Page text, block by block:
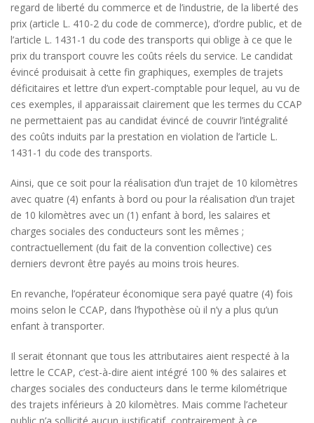
regard de liberté du commerce et de l’industrie, de la liberté des
prix (article L. 410-2 du code de commerce), d’ordre public, et de
l’article L. 1431-1 du code des transports qui oblige à ce que le
prix du transport couvre les coûts réels du service. Le candidat
évincé produisait à cette fin graphiques, exemples de trajets
déficitaires et lettre d’un expert-comptable pour lequel, au vu de
ces exemples, il apparaissait clairement que les termes du CCAP
ne permettaient pas au candidat évincé de couvrir l’intégralité
des coûts induits par la prestation en violation de l’article L.
1431-1 du code des transports.
Ainsi, que ce soit pour la réalisation d’un trajet de 10 kilomètres
avec quatre (4) enfants à bord ou pour la réalisation d’un trajet
de 10 kilomètres avec un (1) enfant à bord, les salaires et
charges sociales des conducteurs sont les mêmes ;
contractuellement (du fait de la convention collective) ces
derniers devront être payés au moins trois heures.
En revanche, l’opérateur économique sera payé quatre (4) fois
moins selon le CCAP, dans l’hypothèse où il n’y a plus qu’un
enfant à transporter.
Il serait étonnant que tous les attributaires aient respecté à la
lettre le CCAP, c’est-à-dire aient intégré 100 % des salaires et
charges sociales des conducteurs dans le terme kilométrique
des trajets inférieurs à 20 kilomètres. Mais comme l’acheteur